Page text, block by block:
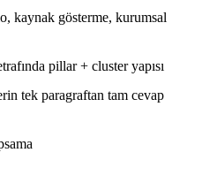
kaynak gösterme, kurumsal
pillar + cluster yapısı
tek paragraftan tam cevap